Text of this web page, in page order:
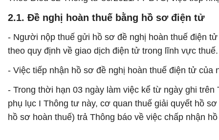
2.1. Đề nghị hoàn thuế bằng hồ sơ điện tử
- Người nộp thuế gửi hồ sơ đề nghị hoàn thuế điện
theo quy định về giao dịch điện tử trong lĩnh vực thuế.
- Việc tiếp nhận hồ sơ đề nghị hoàn thuế điện tử
- Trong thời hạn 03 ngày làm việc kể từ ngày ghi
phụ lục I Thông tư này, cơ quan thuế giải quyết hồ
hồ sơ hoàn thuế) trả Thông báo về việc chấp nhận